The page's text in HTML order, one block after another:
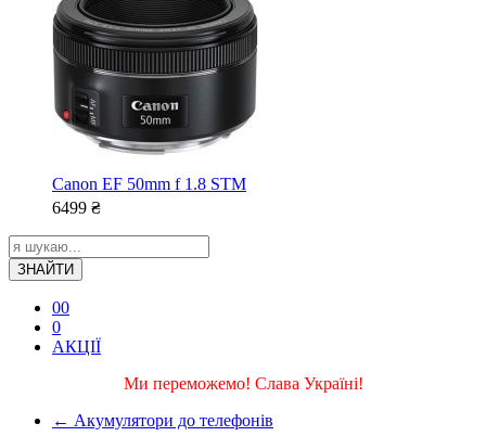
Canon EF 50mm f 1.8 STM
6499 ₴
ЗНАЙТИ
00
0
АКЦІЇ
Ми переможемо! Слава Україні!
← Акумулятори до телефонів